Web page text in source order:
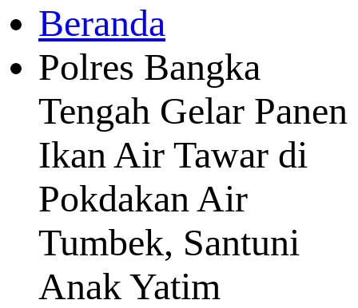
Beranda
Polres Bangka
Tengah Gelar Panen
Ikan Air Tawar di
Pokdakan Air
Tumbek, Santuni
Anak Yatim